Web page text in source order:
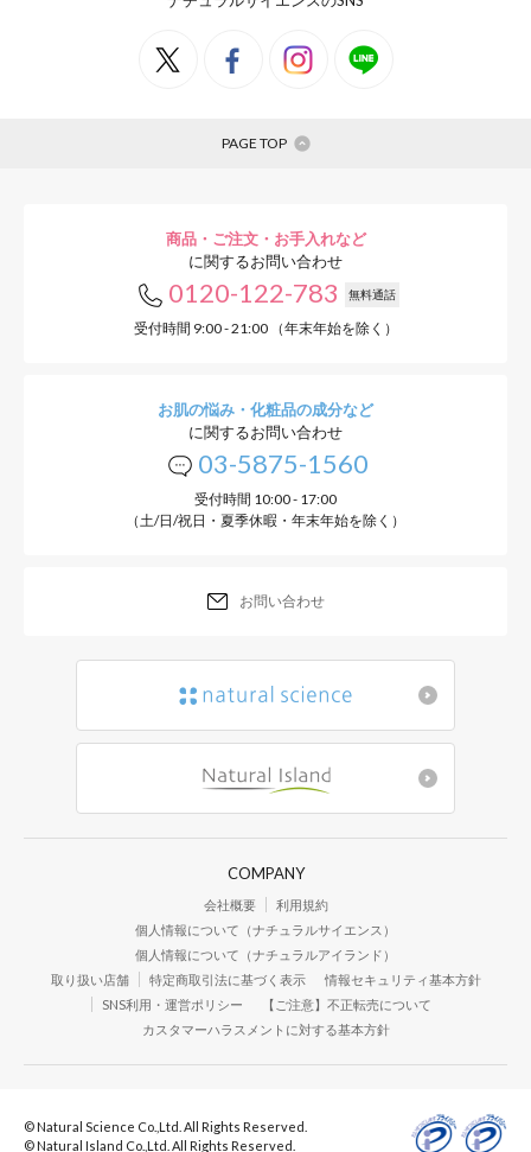
PAGE TOP
商品・ご注文・お手入れなど
に関するお問い合わせ
0120-122-783 無料通話
受付時間 9:00 - 21:00 （年末年始を除く）
お肌の悩み・化粧品の成分など
に関するお問い合わせ
03-5875-1560
受付時間 10:00 - 17:00
（土/日/祝日・夏季休暇・年末年始を除く）
お問い合わせ
COMPANY
会社概要
利用規約
個人情報について（ナチュラルサイエンス）
個人情報について（ナチュラルアイランド）
取り扱い店舗
特定商取引法に基づく表示
情報セキュリティ基本方針
SNS利用・運営ポリシー
【ご注意】不正転売について
カスタマーハラスメントに対する基本方針
© Natural Science Co.,Ltd. All Rights Reserved.
© Natural Island Co.,Ltd. All Rights Reserved.